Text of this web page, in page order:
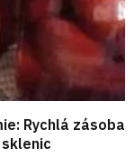
Rychlá zásoba